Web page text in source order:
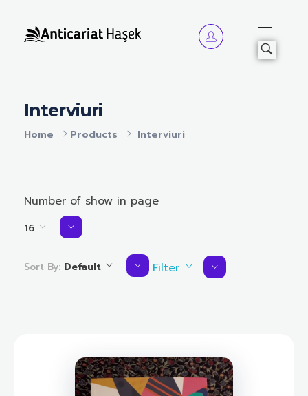
Home Products Interviuri
Interviuri
Number of show in page
16
Sort By: Default Filter